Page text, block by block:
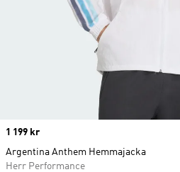
Price
1 199 kr
Argentina Anthem Hemmajacka
Herr Performance